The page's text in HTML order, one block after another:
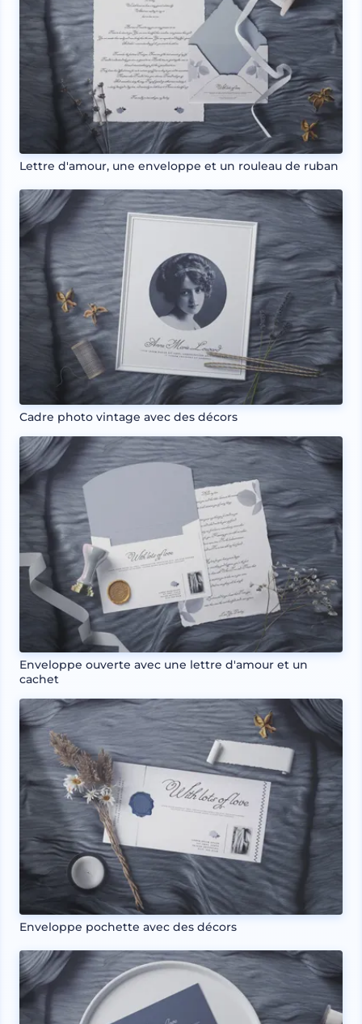
Lettre d'amour, une enveloppe et un rouleau de ruban
Cadre photo vintage avec des décors
Enveloppe ouverte avec une lettre d'amour et un
cachet
Enveloppe pochette avec des décors